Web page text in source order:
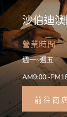
沙伯迪
營業時間
週一~週五
前往商